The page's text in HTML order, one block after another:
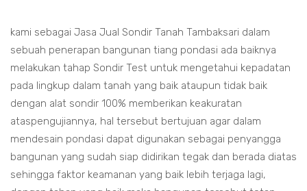
kami sebagai Jasa Jual Sondir Tanah Tambaksari dalam
sebuah penerapan bangunan tiang pondasi ada baiknya
melakukan tahap Sondir Test untuk mengetahui kepadatan
pada lingkup dalam tanah yang baik ataupun tidak baik
dengan alat sondir 100% memberikan keakuratan
ataspengujiannya, hal tersebut bertujuan agar dalam
mendesain pondasi dapat digunakan sebagai penyangga
bangunan yang sudah siap didirikan tegak dan berada diatas
sehingga faktor keamanan yang baik lebih terjaga lagi,